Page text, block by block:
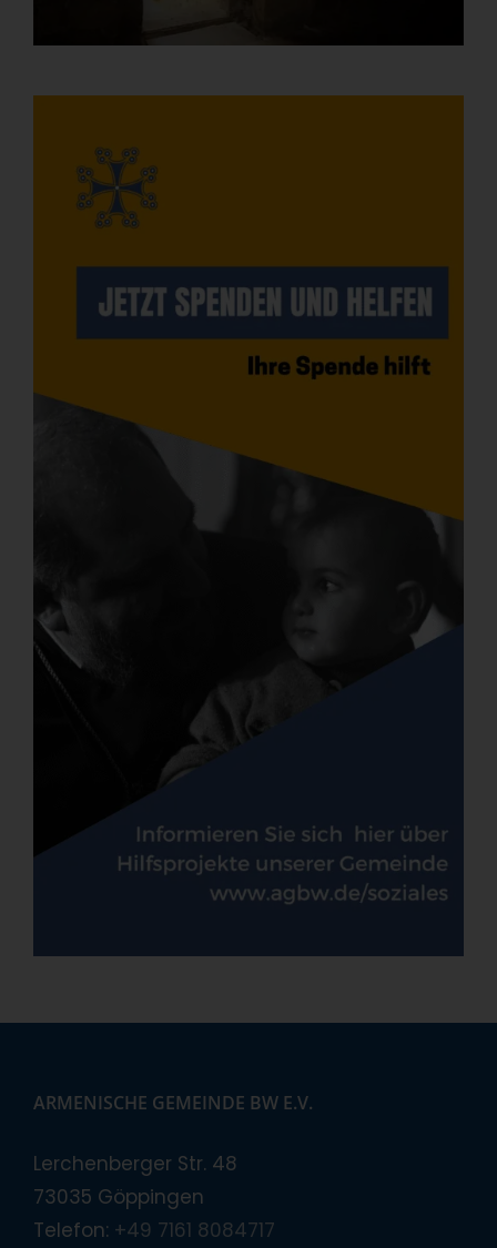
ARMENISCHE GEMEINDE BW E.V.
Lerchenberger Str. 48
73035 Göppingen
Telefon: +49 7161 8084717